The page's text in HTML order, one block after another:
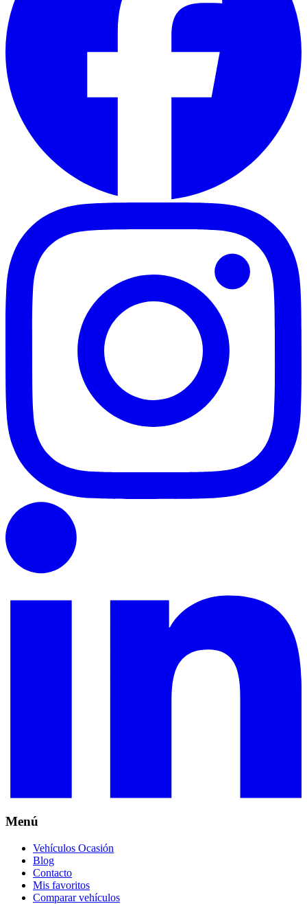
Menú
Vehículos Ocasión
Blog
Contacto
Mis favoritos
Comparar vehículos